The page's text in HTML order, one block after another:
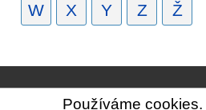
W
X Y Z Ž
Používáme cookies.